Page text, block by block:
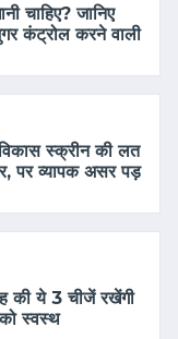
चाहिए? जानिए
कंट्रोल करने वाली
विकास स्क्रीन की लत
पर व्यापक असर पड़
की ये 3 चीजें रखेंगी
स्वस्थ